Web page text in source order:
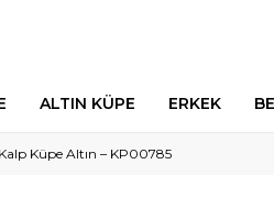
ALTIN KÜPE ERKEK
Küpe Altın – KP00785